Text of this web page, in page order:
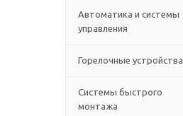
Автоматика и системы
управления
Горелочные устройства
Системы быстрого
монтажа